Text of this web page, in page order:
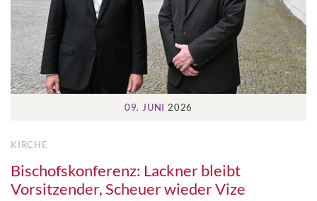
09. JUNI 2026
KIRCHE
Bischofskonferenz: Lackner bleibt
Vorsitzender, Scheuer wieder Vize